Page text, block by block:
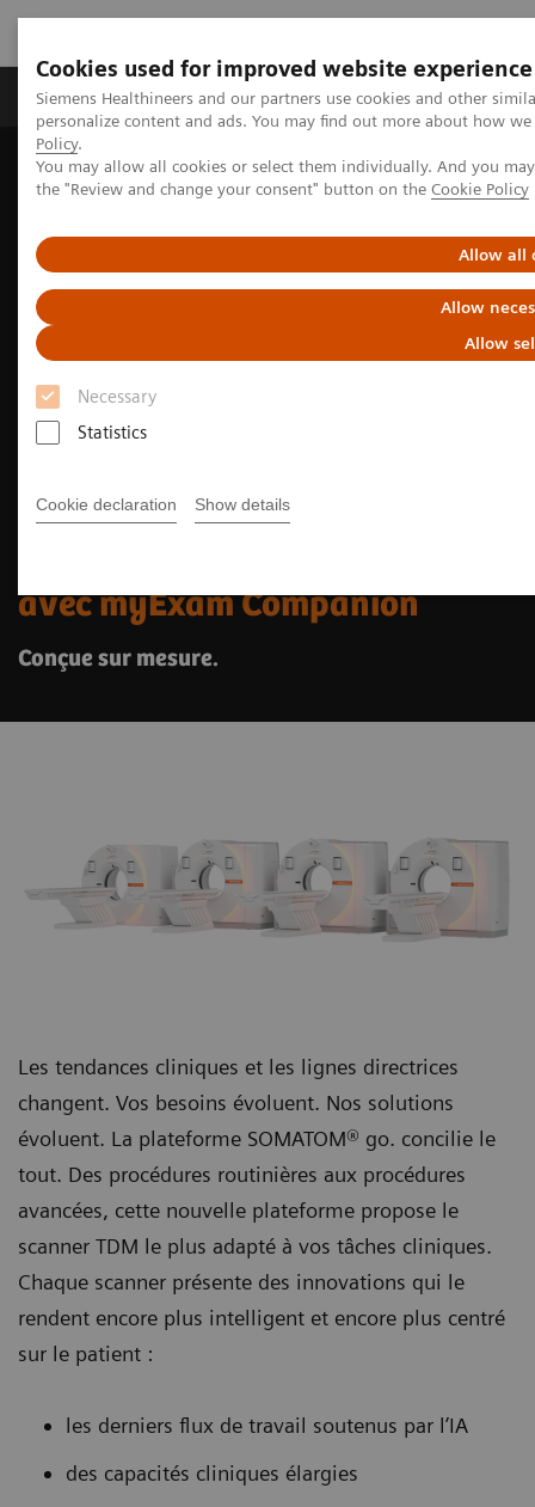
Cookies used for improved website experience
Siemens Healthineers and our partners use cookies and other
personalize content and ads. You may find out more about how
Policy.
You may allow all cookies or select them individually. And you
the "Review and change your consent" button on the Cookie Policy
Allow all
Allow
Allow
Necessary
Statistics
Cookie declaration Show details
Produits & services Domaines cliniques
Home Imagerie médicale
Tomodensitométrie
SOMATOM
La plateforme SOMATOM go. – conçue sur mesure
avec myExam Companion
Conçue sur mesure.
Les tendances cliniques et les lignes directrices
changent. Vos besoins évoluent. Nos solutions
évoluent. La plateforme SOMATOM® go. concilie le
tout. Des procédures routinières aux procédures
avancées, cette nouvelle plateforme propose le
scanner TDM le plus adapté à vos tâches cliniques.
Chaque scanner présente des innovations qui le
rendent encore plus intelligent et encore plus centré
sur le patient :
les derniers flux de travail soutenus par l’IA
des capacités cliniques élargies